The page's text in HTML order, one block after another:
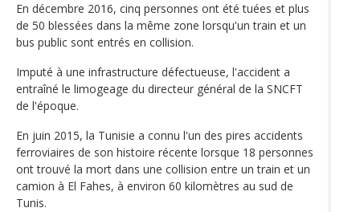
En décembre 2016, cinq personnes ont été tuées et plus
de 50 blessées dans la même zone lorsqu'un train et un
bus public sont entrés en collision.
Imputé à une infrastructure défectueuse, l'accident a
entraîné le limogeage du directeur général de la SNCFT
de l'époque.
En juin 2015, la Tunisie a connu l'un des pires accidents
ferroviaires de son histoire récente lorsque 18 personnes
ont trouvé la mort dans une collision entre un train et un
camion à El Fahes, à environ 60 kilomètres au sud de
Tunis.